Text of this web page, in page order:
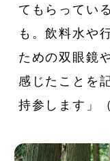
てもらってい
も。飲料水や
ための双眼鏡
感じたことを
持参します」